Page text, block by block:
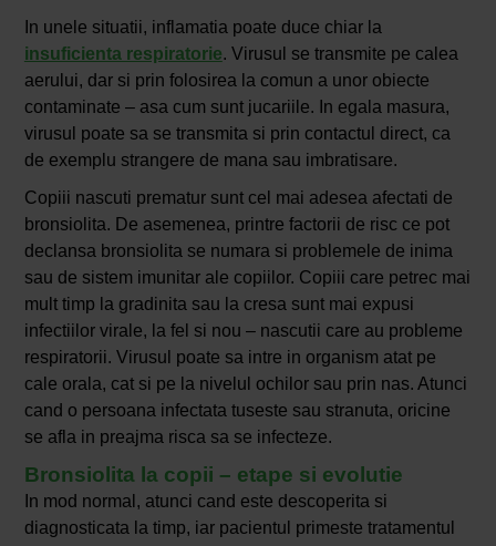
In unele situatii, inflamatia poate duce chiar la
insuficienta respiratorie. Virusul se transmite pe calea
aerului, dar si prin folosirea la comun a unor obiecte
contaminate – asa cum sunt jucariile. In egala masura,
virusul poate sa se transmita si prin contactul direct, ca
de exemplu strangere de mana sau imbratisare.
Copiii nascuti prematur sunt cel mai adesea afectati de
bronsiolita. De asemenea, printre factorii de risc ce pot
declansa bronsiolita se numara si problemele de inima
sau de sistem imunitar ale copiilor. Copiii care petrec mai
mult timp la gradinita sau la cresa sunt mai expusi
infectiilor virale, la fel si nou – nascutii care au probleme
respiratorii. Virusul poate sa intre in organism atat pe
cale orala, cat si pe la nivelul ochilor sau prin nas. Atunci
cand o persoana infectata tuseste sau stranuta, oricine
se afla in preajma risca sa se infecteze.
Bronsiolita la copii – etape si evolutie
In mod normal, atunci cand este descoperita si
diagnosticata la timp, iar pacientul primeste tratamentul